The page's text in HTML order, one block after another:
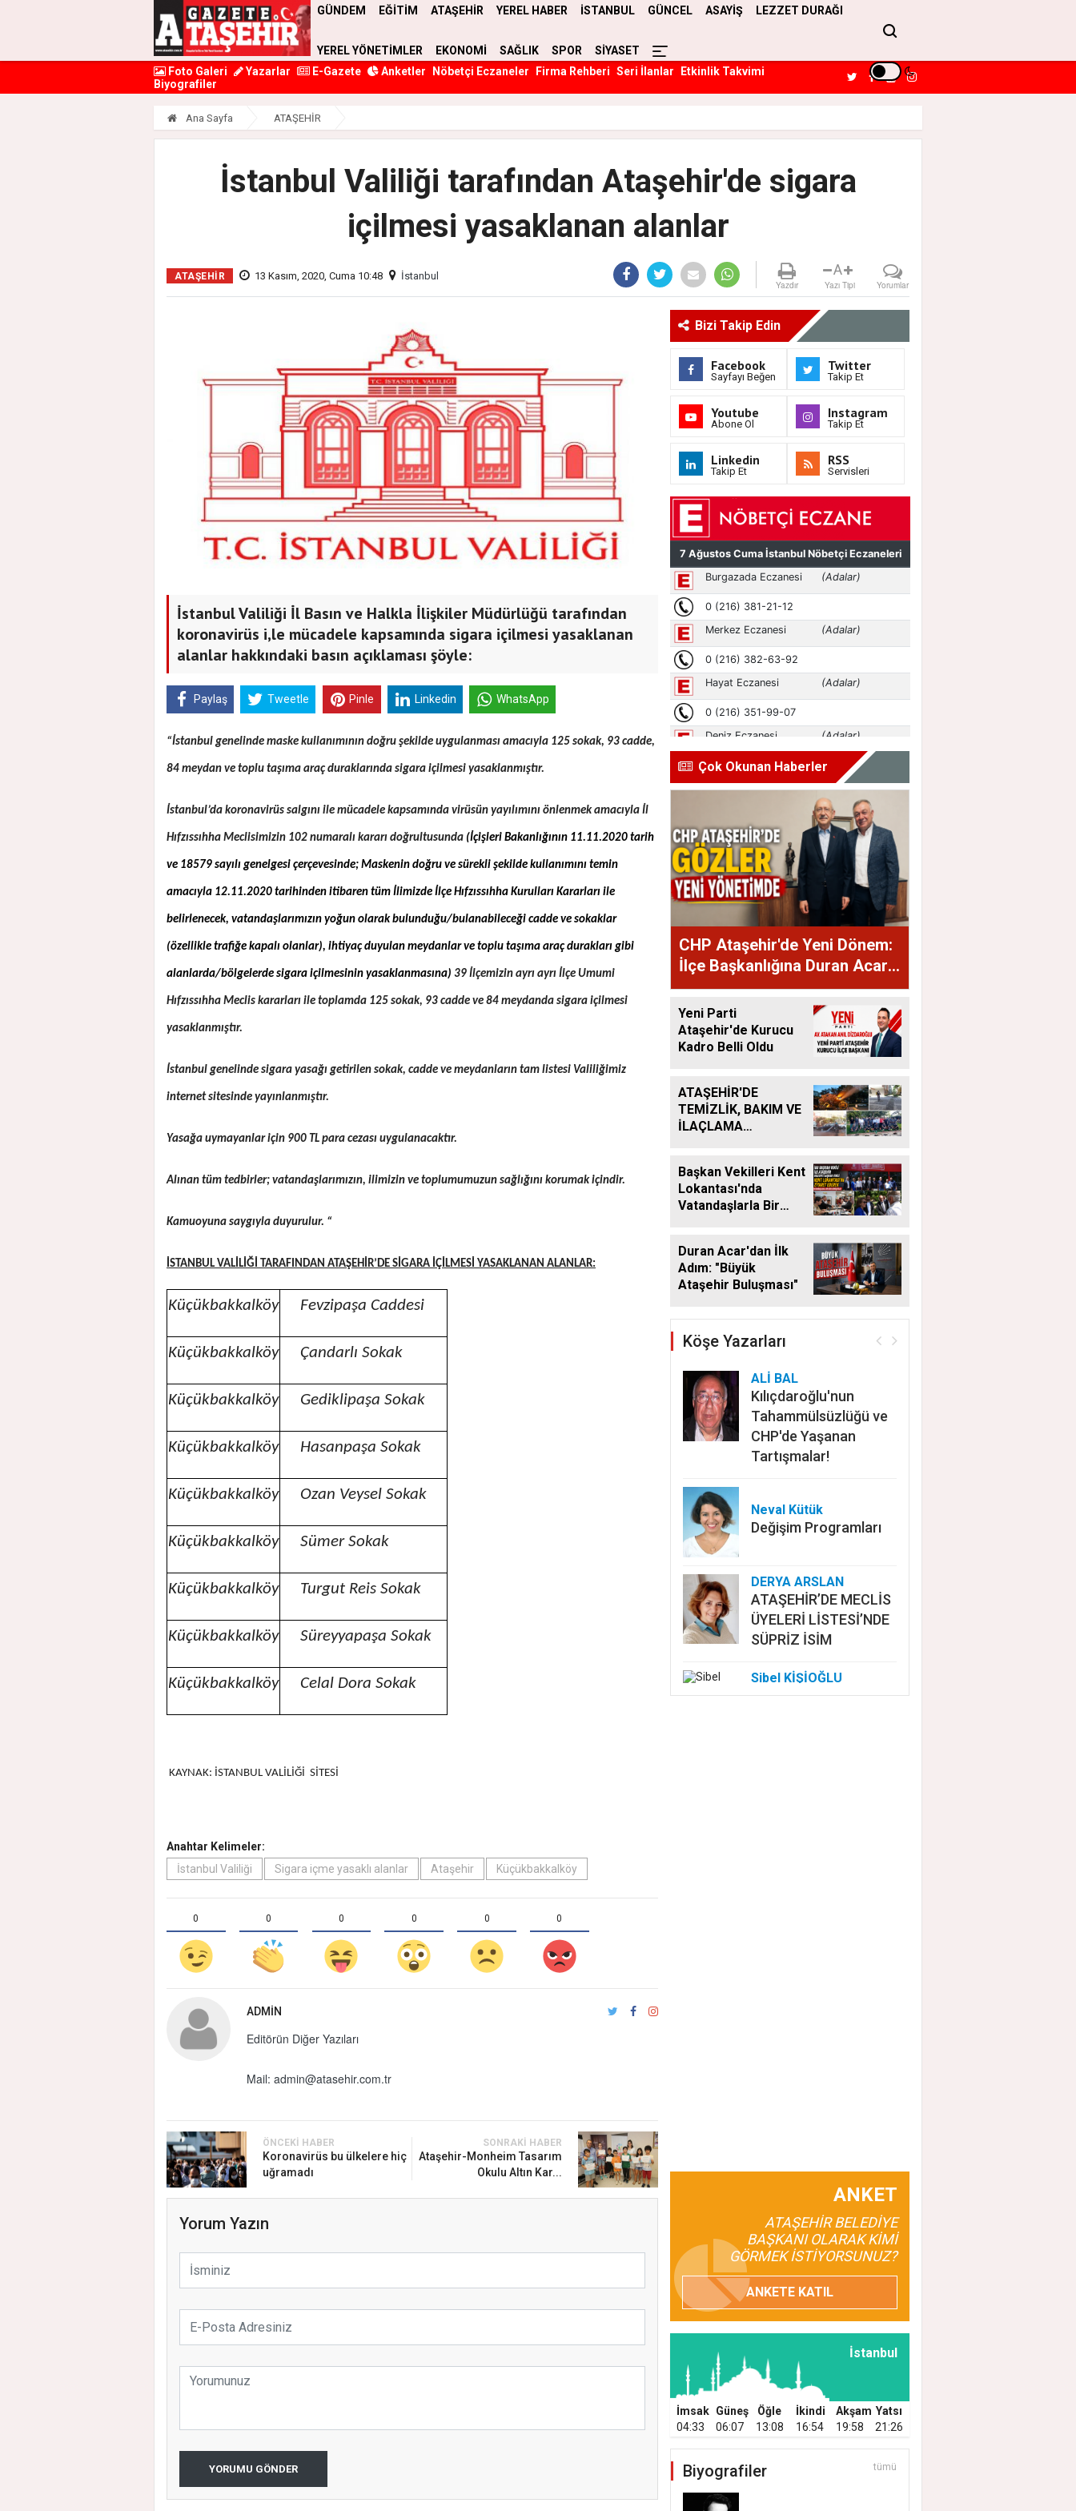
GÜNDEM EĞİTİM ATAŞEHİR YEREL HABER İSTANBUL GÜNCEL ASAYİŞ LEZZET DURAĞI
YEREL YÖNETİMLER EKONOMİ SAĞLIK SPOR
SİYASET
Foto Galeri
Yazarlar E-Gazete Anketler Nöbetçi Eczaneler Firma Rehberi Seri İlanlar
Etkinlik Takvimi
Biyografiler
Ana Sayfa ATAŞEHİR
İstanbul Valiliği tarafından Ataşehir'de sigara
içilmesi yasaklanan alanlar
ATAŞEHİR 13 Kasım, 2020, Cuma 10:48 İstanbul
Yazdır
A
Yazı Tipi Yorumlar
İstanbul Valiliği İl Basın ve Halkla İlişkiler Müdürlüğü tarafından
koronavirüs i,le mücadele kapsamında sigara içilmesi yasaklanan
alanlar hakkındaki basın açıklaması şöyle:
Paylaş Tweetle Pinle Linkedin WhatsApp
“İstanbul genelinde maske kullanımının doğru şekilde uygulanması amacıyla 125 sokak, 93 cadde,
84 meydan ve toplu taşıma araç duraklarında sigara içilmesi yasaklanmıştır.
İstanbul’da koronavirüs salgını ile mücadele kapsamında virüsün yayılımını önlenmek amacıyla İl
Hıfzıssıhha Meclisimizin 102 numaralı kararı doğrultusunda (İçişleri Bakanlığının 11.11.2020 tarih
ve 18579 sayılı genelgesi çerçevesinde; Maskenin doğru ve sürekli şekilde kullanımını temin
amacıyla 12.11.2020 tarihinden itibaren tüm İlimizde İlçe Hıfzıssıhha Kurulları Kararları ile
belirlenecek, vatandaşlarımızın yoğun olarak bulunduğu/bulanabileceği cadde ve sokaklar
(özellikle trafiğe kapalı olanlar), ihtiyaç duyulan meydanlar ve toplu taşıma araç durakları gibi
alanlarda/bölgelerde sigara içilmesinin yasaklanmasına) 39 İlçemizin ayrı ayrı İlçe Umumi
Hıfzıssıhha Meclis kararları ile toplamda 125 sokak, 93 cadde ve 84 meydanda sigara içilmesi
yasaklanmıştır.
İstanbul genelinde sigara yasağı getirilen sokak, cadde ve meydanların tam listesi Valiliğimiz
internet sitesinde yayınlanmıştır.
Yasağa uymayanlar için 900 TL para cezası uygulanacaktır.
Alınan tüm tedbirler; vatandaşlarımızın, ilimizin ve toplumumuzun sağlığını korumak içindir.
Kamuoyuna saygıyla duyurulur. “
İSTANBUL VALİLİĞİ TARAFINDAN ATAŞEHİR’DE SİGARA İÇİLMESİ YASAKLANAN ALANLAR:
Küçükbakkalköy Fevzipaşa Caddesi
Küçükbakkalköy Çandarlı Sokak
Küçükbakkalköy Gediklipaşa Sokak
Küçükbakkalköy Hasanpaşa Sokak
Küçükbakkalköy Ozan Veysel Sokak
Küçükbakkalköy Sümer Sokak
Küçükbakkalköy Turgut Reis Sokak
Küçükbakkalköy Süreyyapaşa Sokak
Küçükbakkalköy Celal Dora Sokak
KAYNAK: İSTANBUL VALİLİĞİ SİTESİ
Anahtar Kelimeler:
İstanbul Valiliği
Sigara içme yasaklı alanlar Ataşehir Küçükbakkalköy
0 0 0 0 0 0
ADMIN
Editörün Diğer Yazıları
Mail: admin@atasehir.com.tr
ÖNCEKI HABER
Koronavirüs bu ülkelere hiç
uğramadı
SONRAKI HABER
Ataşehir-Monheim Tasarım
Okulu Altın Kar...
Yorum Yazın
YORUMU GÖNDER
Bizi Takip Edin
Facebook
Sayfayı Beğen
Twitter
Takip Et
Youtube
Abone Ol
Instagram
Takip Et
Linkedin
Takip Et
RSS
Servisleri
Çok Okunan Haberler
CHP Ataşehir'de Yeni Dönem:
İlçe Başkanlığına Duran Acar
Atandı
Yeni Parti
Ataşehir'de Kurucu
Kadro Belli Oldu
ATAŞEHİR'DE
TEMİZLİK, BAKIM VE
İLAÇLAMA
Başkan Vekilleri Kent
Lokantası'nda
Vatandaşlarla Bir
Duran Acar'dan İlk
Adım: "Büyük
Ataşehir Buluşması"
Köşe Yazarları
ALİ BAL
Kılıçdaroğlu'nun
Tahammülsüzlüğü ve
CHP'de Yaşanan
Tartışmalar!
Neval Kütük
Değişim Programları
DERYA ARSLAN
ATAŞEHİR’DE MECLİS
ÜYELERİ LİSTESİ’NDE
SÜPRİZ İSİM
Sibel KİŞİOĞLU
EUROVISION'DA
ANKET
ATAŞEHİR BELEDİYE
BAŞKANI OLARAK KİMİ
GÖRMEK İSTİYORSUNUZ?
ANKETE KATIL
İstanbul
İmsak Güneş Öğle İkindi Akşam Yatsı
04:33
06:07 13:08 16:54 19:58 21:26
Biyografiler tümü